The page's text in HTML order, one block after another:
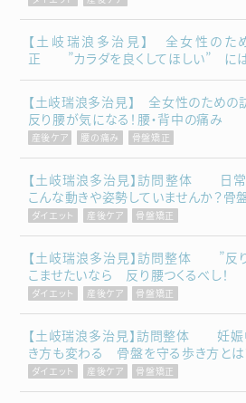
【土岐瑞浪多治見】 全女性のた
正 ”カラダを良くしてほしい” には
【土岐瑞浪多治見】 全女性のた
反り腰が気になる！腰・背中の痛み
産後ケア 腰の痛み 骨盤矯正
【土岐瑞浪多治見】訪問整体 日
こんな動きや姿勢していませんか？骨
ダイエット 産後ケア 骨盤矯正
【土岐瑞浪多治見】訪問整体 ”反
こませたいなら 反り腰つくるべし！
ダイエット 産後ケア 骨盤矯正
【土岐瑞浪多治見】訪問整体 妊
き方も変わる 骨盤を守る歩き方とは
ダイエット 産後ケア 骨盤矯正